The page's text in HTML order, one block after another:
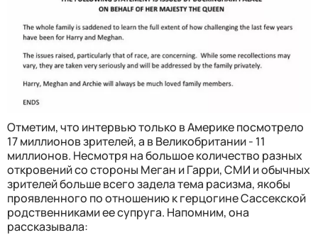
Отметим, что интервью только в Америке посмотрело
17 миллионов зрителей, а в Великобритании - 11
миллионов. Несмотря на большое количество разных
откровений со стороны Меган и Гарри, СМИ и обычных
зрителей больше всего задела тема расизма, якобы
проявленного по отношению к герцогине Сассекской
родственниками ее супруга. Напомним, она
рассказывала: